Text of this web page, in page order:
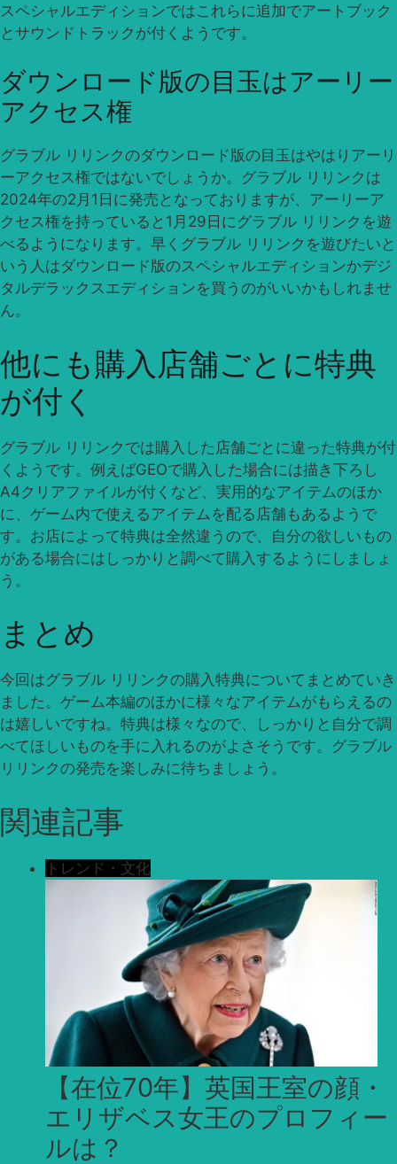
スペシャルエディションではこれらに追加でアートブック
とサウンドトラックが付くようです。
ダウンロード版の目玉はアーリー
アクセス権
グラブル リリンクのダウンロード版の目玉はやはりアーリ
ーアクセス権ではないでしょうか。グラブル リリンクは
2024年の2月1日に発売となっておりますが、アーリーア
クセス権を持っていると1月29日にグラブル リリンクを遊
べるようになります。早くグラブル リリンクを遊びたいと
いう人はダウンロード版のスペシャルエディションかデジ
タルデラックスエディションを買うのがいいかもしれませ
ん。
他にも購入店舗ごとに特典
が付く
グラブル リリンクでは購入した店舗ごとに違った特典が付
くようです。例えばGEOで購入した場合には描き下ろし
A4クリアファイルが付くなど、実用的なアイテムのほか
に、ゲーム内で使えるアイテムを配る店舗もあるようで
す。お店によって特典は全然違うので、自分の欲しいもの
がある場合にはしっかりと調べて購入するようにしましょ
う。
まとめ
今回はグラブル リリンクの購入特典についてまとめていき
ました。ゲーム本編のほかに様々なアイテムがもらえるの
は嬉しいですね。特典は様々なので、しっかりと自分で調
べてほしいものを手に入れるのがよさそうです。グラブル
リリンクの発売を楽しみに待ちましょう。
関連記事
トレンド・文化
【在位70年】英国王室の顔・
エリザベス女王のプロフィー
ルは？